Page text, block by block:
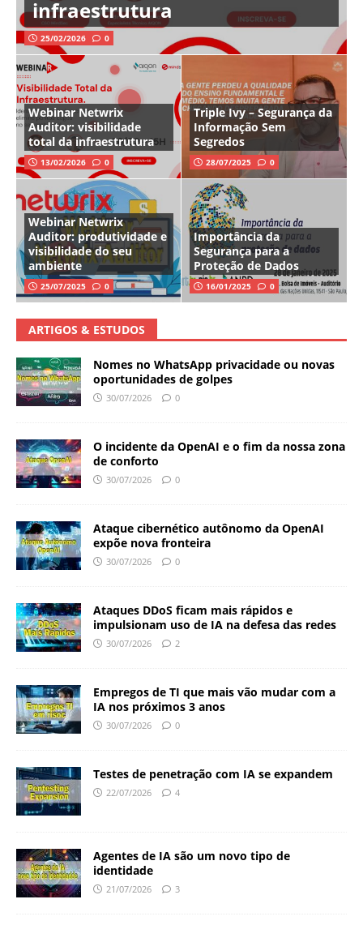
infraestrutura
25/02/2026 0
Webinar Netwrix
Auditor: visibilidade
total da infraestrutura
13/02/2026 0
Triple Ivy – Segurança da
Informação Sem
Segredos
28/07/2025 0
Webinar Netwrix
Auditor: produtividade e
visibilidade do seu
ambiente
25/07/2025 0
Importância da
Segurança para a
Proteção de Dados
16/01/2025 0
ARTIGOS & ESTUDOS
Nomes no WhatsApp privacidade ou novas
oportunidades de golpes
30/07/2026 0
O incidente da OpenAI e o fim da nossa zona
de conforto
30/07/2026 0
Ataque cibernético autônomo da OpenAI
expõe nova fronteira
30/07/2026 0
Ataques DDoS ficam mais rápidos e
impulsionam uso de IA na defesa das redes
30/07/2026 2
Empregos de TI que mais vão mudar com a
IA nos próximos 3 anos
30/07/2026 0
Testes de penetração com IA se expandem
22/07/2026 4
Agentes de IA são um novo tipo de
identidade
21/07/2026 3